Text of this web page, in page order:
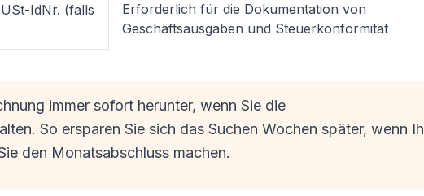
IdNr. (falls
Erforderlich für die Dokumentation von
Geschäftsausgaben und Steuerkonformität
immer sofort herunter, wenn Sie die
So ersparen Sie sich das Suchen Wochen später, wenn
den Monatsabschluss machen.